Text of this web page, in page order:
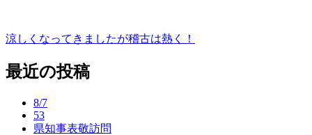
投
稿
涼しくなってきましたが稽古は熱く！
最近の投稿
8/7
53
県知事表敬訪問